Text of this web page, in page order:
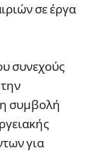
σε έργα
συνεχούς
συμβολή
για